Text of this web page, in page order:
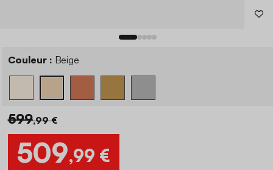
Couleur : Beige
599,99 €
509,99 €